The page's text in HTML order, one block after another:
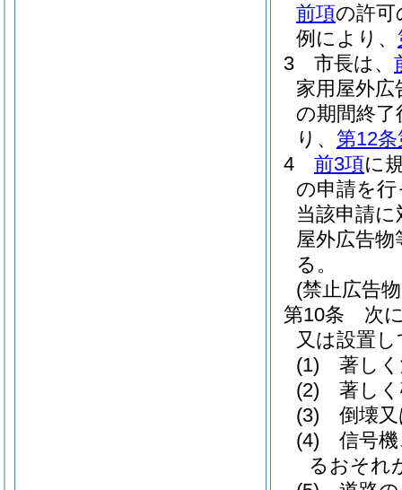
前項の許可
例により、
3
市長は、
家用屋外
の期間終了
り、 第12
4
前3項に
の申請を
当該申請
屋外広告
る。
(禁止広告
第10条
次
又は設置
(1)
著し
(2)
著し
(3)
倒壊
(4)
信号
るおそれ